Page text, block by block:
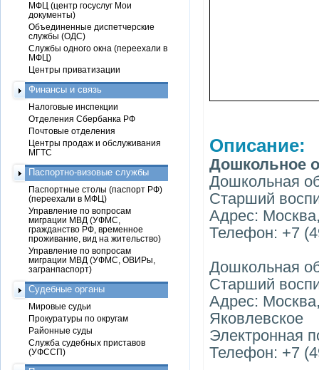
Описание:
Дошкольное
Дошкольная
Старший
Адрес:
Телефон: +7
Дошкольная
Старший
Адрес:
Яковлевское
Электронная
Телефон: +7
МФЦ (центр госуслуг Мои
документы)
Объединенные диспетчерские
службы (ОДС)
Службы одного окна (переехали в
МФЦ)
Центры приватизации
Финансы и связь
Налоговые инспекции
Отделения Сбербанка РФ
Почтовые отделения
Центры продаж и обслуживания
МГТС
Паспортно-визовые службы
Паспортные столы (паспорт РФ)
(переехали в МФЦ)
Управление по вопросам
миграции МВД (УФМС,
гражданство РФ, временное
проживание, вид на жительство)
Управление по вопросам
миграции МВД (УФМС, ОВИРы,
загранпаспорт)
Судебные органы
Мировые судьи
Прокуратуры по округам
Районные суды
Служба судебных приставов
(УФССП)